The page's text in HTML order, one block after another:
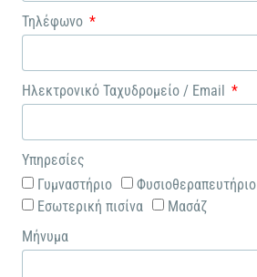
Τηλέφωνο
Ηλεκτρονικό Ταχυδρομείο / Email
Υπηρεσίες
Γυμναστήριο
Φυσιοθεραπευτήριο
Εσωτερική πισίνα
Μασάζ
Μήνυμα